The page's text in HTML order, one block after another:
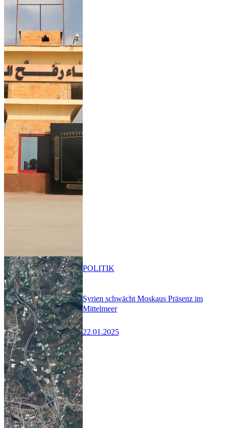
Syrien schwächt Moskaus Präsenz im
Mittelmeer
22.01.2025
POLITIK